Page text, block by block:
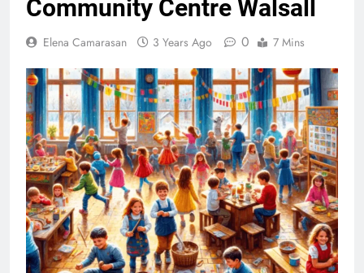
Community Centre Walsall
Elena Camarasan 3 Years Ago 0 7 Mins